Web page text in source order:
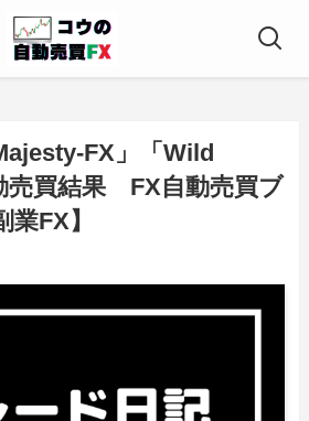
FX」「Wild
売買結果 FX自動売買ブ
FX】